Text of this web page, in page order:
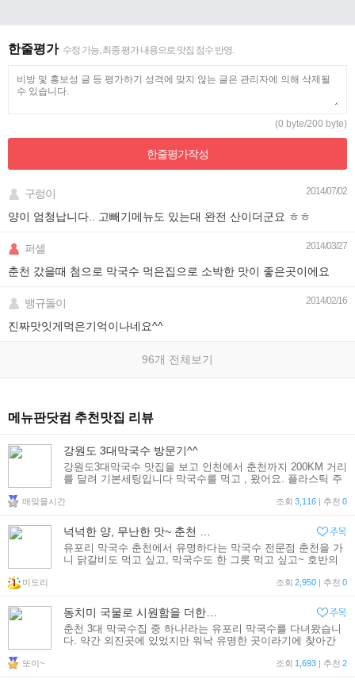
한줄평가 수정 가능, 최종 평가 내용으로 맛집 점수 반영.
(0 byte/200 byte)
한줄평가작성
구렁이 2014/07/02
양이 엄청납니다.. 고빼기메뉴도 있는대 완전 산이더군요 ㅎㅎ
퍼셀 2014/03/27
춘천 갔을때 첨으로 막국수 먹은집으로 소박한 맛이 좋은곳이에요
뱅규돌이 2014/02/16
진짜맛잇게먹은기억이나네요^^
96개 전체보기
메뉴판닷컴 추천맛집 리뷰
강원도 3대막국수 방문기^^
강원도3대막국수 맛집을 보고 인천에서 춘천까지 200KM 거리
를 달려 기본세팅입니다 막국수를 먹고 , 왔어요. 플라스틱 주
막국수입니다^^ 깔끔
매맞을시간 조회 3,116 | 추천 0
유포리 막국수 춘천에서 유명하다는 막국수 전문점 춘천을 가
니 닭갈비도 먹고 싶고, 막국수도 한 그릇 먹고 싶고~ 호반의
미도리 조회 2,950 | 추천 0
춘천 3대 막국수집 중 하나!라는 유포리 막국수를 다녀왔습니
다. 약간 외진곳에 있었지만 워낙 유명한 곳이라기에 찾아간
포리막국수의 차림표예요~ 지금까지 맛 보았던 막
또이~ 조회 1,693 | 추천 2